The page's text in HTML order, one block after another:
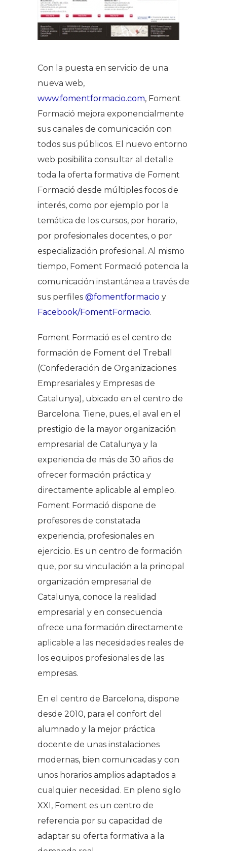
Con la puesta en servicio de una
nueva web,
www.fomentformacio.com, Foment
Formació mejora exponencialmente
sus canales de comunicación con
todos sus públicos. El nuevo entorno
web posibilita consultar al detalle
toda la oferta formativa de Foment
Formació desde múltiples focos de
interés, como por ejemplo por la
temática de los cursos, por horario,
por profesionales docentes, o por
especialización profesional. Al mismo
tiempo, Foment Formació potencia la
comunicación instantánea a través de
sus perfiles @fomentformacio y
Facebook/FomentFormacio.
Foment Formació es el centro de
formación de Foment del Treball
(Confederación de Organizaciones
Empresariales y Empresas de
Catalunya), ubicado en el centro de
Barcelona. Tiene, pues, el aval en el
prestigio de la mayor organización
empresarial de Catalunya y la
experiencia de más de 30 años de
ofrecer formación práctica y
directamente aplicable al empleo.
Foment Formació dispone de
profesores de constatada
experiencia, profesionales en
ejercicio. Es un centro de formación
que, por su vinculación a la principal
organización empresarial de
Catalunya, conoce la realidad
empresarial y en consecuencia
ofrece una formación directamente
aplicable a las necesidades reales de
los equipos profesionales de las
empresas.
En el centro de Barcelona, dispone
desde 2010, para el confort del
alumnado y la mejor práctica
docente de unas instalaciones
modernas, bien comunicadas y con
unos horarios amplios adaptados a
cualquier necesidad. En pleno siglo
XXI, Foment es un centro de
referencia por su capacidad de
adaptar su oferta formativa a la